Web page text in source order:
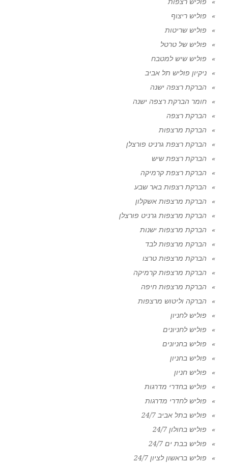
פוליש ריצוף
פוליש שריטות
פוליש של טרטל
פוליש שיש למטבח
ניקיון פוליש תל אביב
הברקת רצפה ישנה
חומר הברקת רצפה ישנה
הברקת רצפה
הברקת מרצפות
הברקת רצפת גרניט פורצלן
הברקת רצפת שיש
הברקת רצפת קרמיקה
הברקת רצפות באר שבע
הברקת מרצפות אשקלון
הברקת מרצפות גרניט פורצלן
הברקת מרצפות ישנות
הברקת מרצפות לבד
הברקת מרצפות טרצו
הברקת מרצפות קרמיקה
הברקת מרצפות חיפה
הברקה וליטוש מרצפות
פוליש לחניון
פוליש לחניונים
פוליש בחניונים
פוליש בחניון
פוליש חניון
פוליש בחדרי מדרגות
פוליש לחדרי מדרגות
פוליש בתל אביב 24/7
פוליש בחולון 24/7
פוליש בבת ים 24/7
פוליש בראשון לציון 24/7